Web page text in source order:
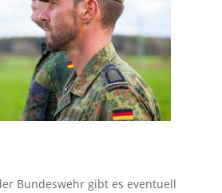
Bundeswehr gibt es eventuell